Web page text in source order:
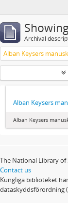
Archival
Alban Keysers
Alban Keysers
Alban Keysers
The National Library of
Contact us
Kungliga biblioteket
dataskyddsförordning